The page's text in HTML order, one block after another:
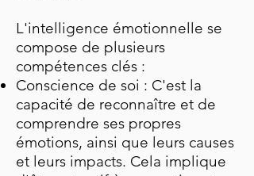
L'intelligence émotionnelle se
compose de plusieurs
compétences clés :
Conscience de soi : C'est la
capacité de reconnaître et de
comprendre ses propres
émotions, ainsi que leurs causes
et leurs impacts. Cela implique